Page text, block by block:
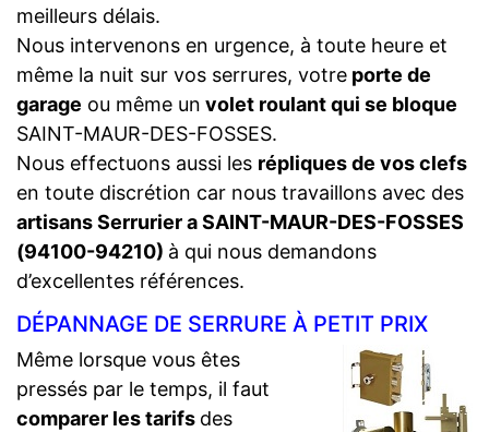
meilleurs délais.
Nous intervenons en urgence, à toute heure et
même la nuit sur vos serrures, votre porte de
garage ou même un volet roulant qui se bloque
SAINT-MAUR-DES-FOSSES.
Nous effectuons aussi les répliques de vos clefs
en toute discrétion car nous travaillons avec des
artisans Serrurier a SAINT-MAUR-DES-FOSSES
(94100-94210) à qui nous demandons
d’excellentes références.
DÉPANNAGE DE SERRURE À PETIT PRIX
Même lorsque vous êtes
pressés par le temps, il faut
comparer les tarifs des